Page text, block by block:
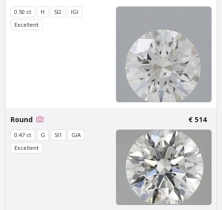
Van Amstel
Buitenveldert
€ 500excl. VAT
0.50 ct H SI2
IGI
Excellent
Round € 514
0.47 ct G SI1
GIA
Excellent